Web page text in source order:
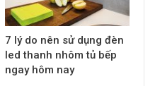
7 lý do nên sử dụng đèn
led thanh nhôm tủ bếp
ngay hôm nay